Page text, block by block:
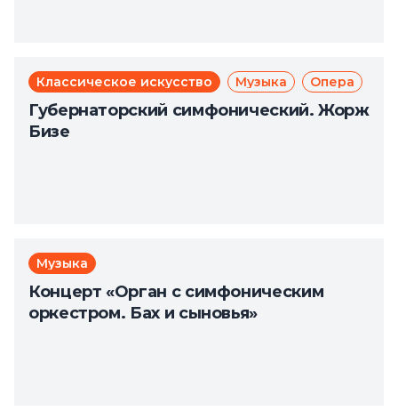
Классическое искусство Музыка Опера
Губернаторский симфонический. Жорж
Бизе
Музыка
Концерт «Орган с симфоническим
оркестром. Бах и сыновья»